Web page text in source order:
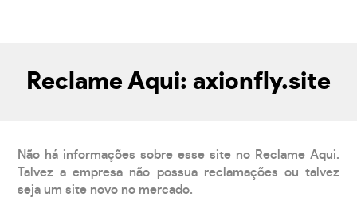
Reclame Aqui: axionfly.site
Não há informações sobre esse site no Reclame Aqui.
Talvez a empresa não possua reclamações ou talvez
seja um site novo no mercado.